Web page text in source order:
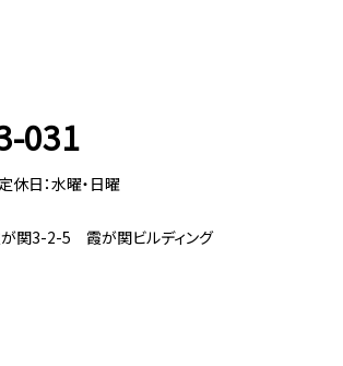
031
日：水曜・日曜
関3-2-5 霞が関ビルディング